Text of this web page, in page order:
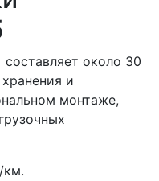
около 30
и
монтаже,
км.